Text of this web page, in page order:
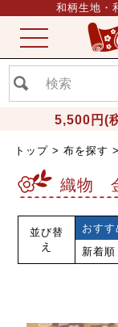
和柄生地・
5,500円(
ME
NU
トップ 布を探す
織物
並び替
え
おすす
新着順